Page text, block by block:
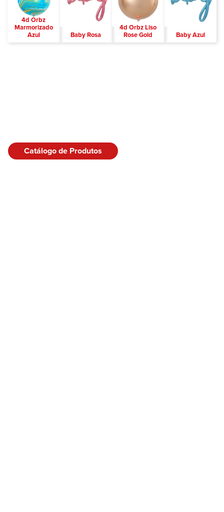
4d Orbz
Marmorizado
Azul Baby Rosa
4d Orbz Liso
Rose Gold Baby Azul
Catálogo de Produtos